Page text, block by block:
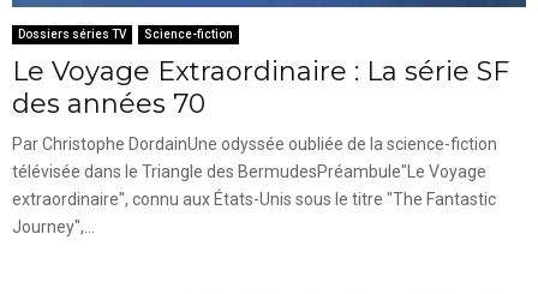
Dossiers séries TV Science-fiction
Le Voyage Extraordinaire : La série SF
des années 70
Par Christophe DordainUne odyssée oubliée de la science-fiction
télévisée dans le Triangle des BermudesPréambule"Le Voyage
extraordinaire", connu aux États-Unis sous le titre "The Fantastic
Journey",...